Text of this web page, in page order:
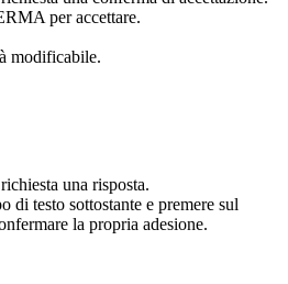
per accettare.
modificabile.
una risposta.
di testo sottostante e premere sul
la propria adesione.